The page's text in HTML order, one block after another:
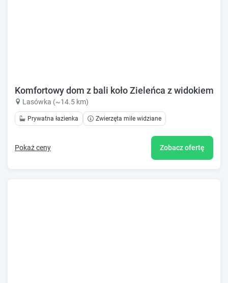
Komfortowy dom z bali koło Zieleńca z widokiem na
Lasówka (~14.5 km)
Prywatna łazienka Zwierzęta mile widziane
Pokaż ceny Zobacz ofertę